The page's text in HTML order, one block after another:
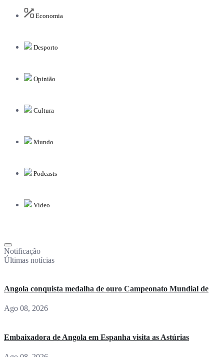
Economia
Desporto
Opinião
Cultura
Mundo
Podcasts
Vídeo
Notificação
Últimas notícias
Angola conquista medalha de ouro Campeonato Mundial de
Ago 08, 2026
Embaixadora de Angola em Espanha visita as Astúrias